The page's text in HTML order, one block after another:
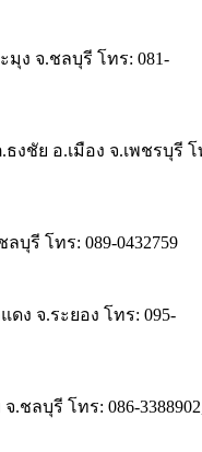
มุง จ.ชลบุรี โทร: 081-
งชัย อ.เมือง จ.เพชรบุรี
บุรี โทร: 089-0432759
ดง จ.ระยอง โทร: 095-
.ชลบุรี โทร: 086-